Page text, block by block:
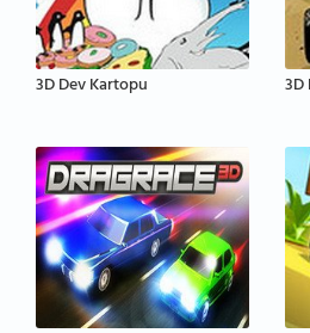
3D Dev Kartopu